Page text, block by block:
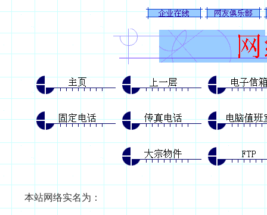
本站网络实名为：